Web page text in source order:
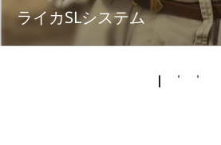
ライカSLシステム